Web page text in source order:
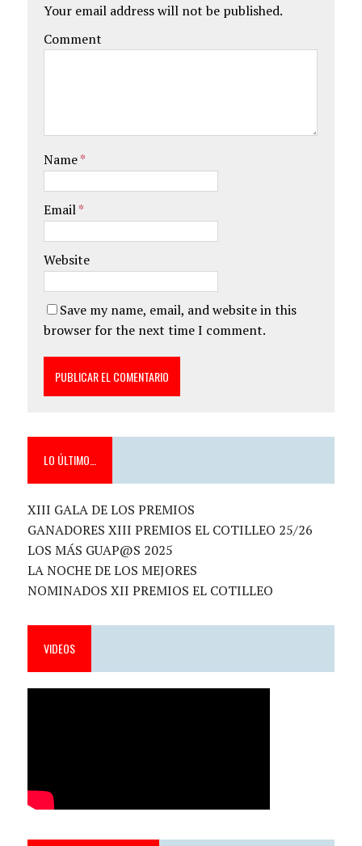
Your email address will not be published.
Comment
Name*
Email*
Website
Save my name, email, and website in this
browser for the next time I comment.
LO ÚLTIMO…
XIII GALA DE LOS PREMIOS
GANADORES XIII PREMIOS EL COTILLEO 25/26
LOS MÁS GUAP@S 2025
LA NOCHE DE LOS MEJORES
NOMINADOS XII PREMIOS EL COTILLEO
VIDEOS